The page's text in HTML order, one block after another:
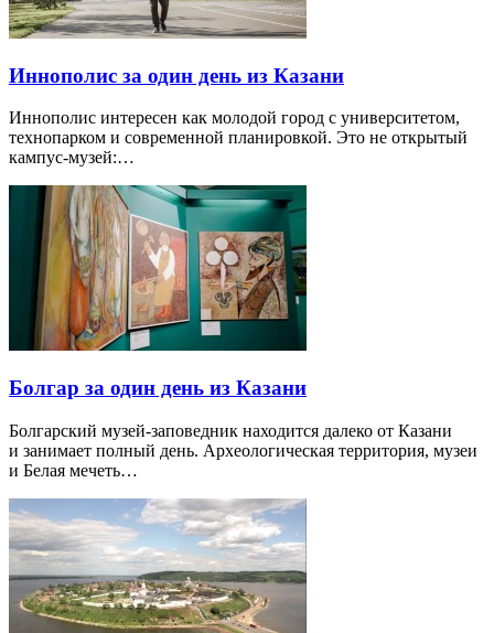
Иннополис за один день из Казани
Иннополис интересен как молодой город с университетом,
технопарком и современной планировкой. Это не открытый
кампус-музей:…
Болгар за один день из Казани
Болгарский музей-заповедник находится далеко от Казани
и занимает полный день. Археологическая территория, музеи
и Белая мечеть…